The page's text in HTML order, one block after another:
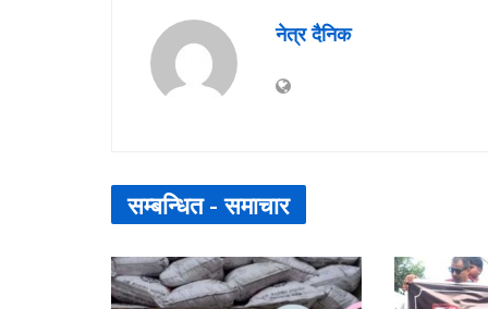
नेत्र दैनिक
सम्बन्धित -समाचार